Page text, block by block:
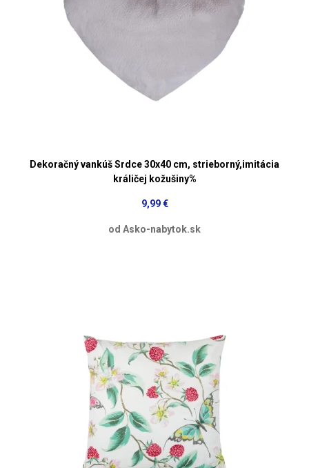
Dekoračný vankúš Srdce 30x40 cm, strieborný,imitácia
králičej kožušiny%
9,99 €
od Asko-nabytok.sk